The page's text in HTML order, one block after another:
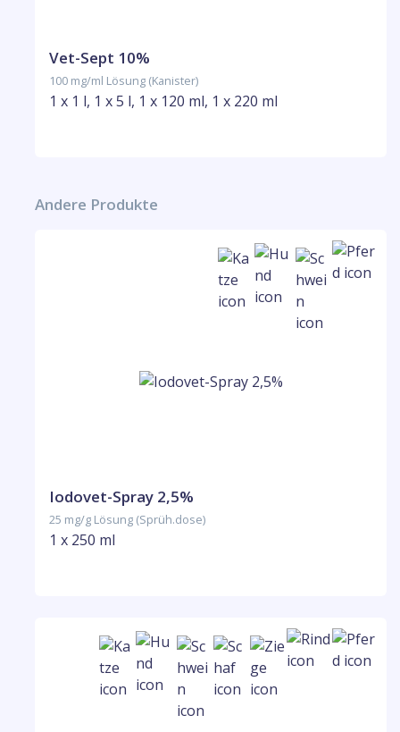
Vet-Sept 10%
100 mg/ml Lösung (Kanister)
1 x 1 l, 1 x 5 l, 1 x 120 ml, 1 x 220 ml
Andere Produkte
Iodovet-Spray 2,5%
25 mg/g Lösung (Sprüh.dose)
1 x 250 ml